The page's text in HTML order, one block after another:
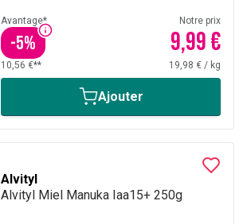
Avantage*
-5%
Notre prix
9,99 €
10,56 €** 19,98 € / kg
Ajouter
Alvityl
Alvityl Miel Manuka Iaa15+ 250g